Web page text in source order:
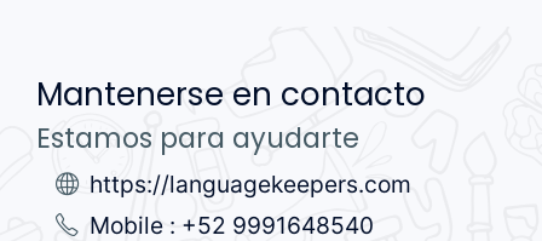
Mantenerse en contacto
Estamos para ayudarte
https://languagekeepers.com
Mobile : +52 9991648540